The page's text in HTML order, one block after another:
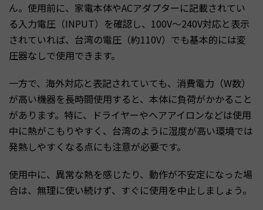
ん。使用前に、家電本体やACアダプターに記載されてい
る入力電圧（INPUT）を確認し、100V〜240V対応と表示
されていれば、台湾の電圧（約110V）でも基本的には変
圧器なしで使用できます。
一方で、海外対応と表記されていても、消費電力（W数）
が高い機器を長時間使用すると、本体に負荷がかかること
があります。特に、ドライヤーやヘアアイロンなどは使用
中に熱がこもりやすく、台湾のように湿度が高い環境では
発熱しやすくなる点にも注意が必要です。
使用中に、異常な熱を感じたり、動作が不安定になった場
合は、無理に使い続けず、すぐに使用を中止しましょう。